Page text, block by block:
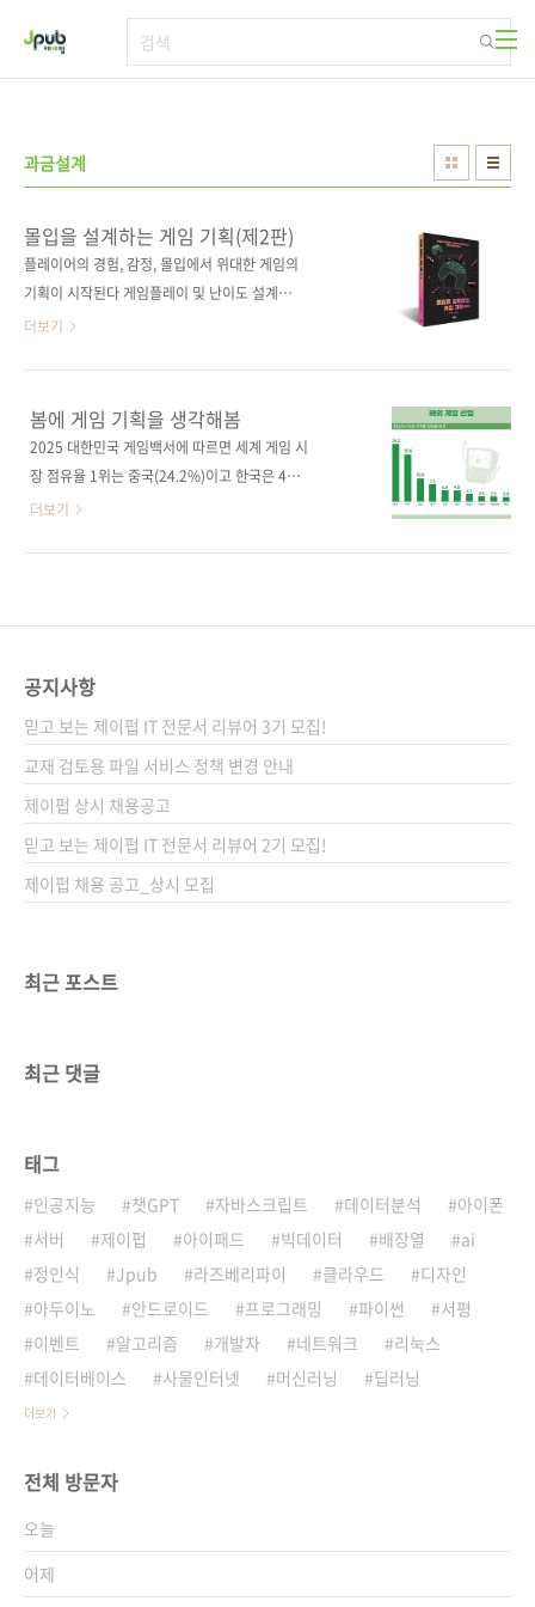
과금설계
몰입을 설계하는 게임 기획(제2판)
플레이어의 경험, 감정, 몰입에서 위대한 게임의
기획이 시작된다 게임플레이 및 난이도 설계부
터 인간의 감정을 활용한 행동 설계, 플레이어 몰
조하는 가장 근본적인 아이디어와 설계 방법론
을 탐구한다. 글로벌에서 활약 중인 중국 게임들
의 성장 곡선, 수익 모델, 과금 설계 등 수치와 사
다. 겉만 번지르르한 문서 쓰는 방법 대신, 인간
감정과 심리에 대한 체계적이고 과학적인 접근
더보기
봄에 게임 기획을 생각해봄
2025 대한민국 게임백서에 따르면 세계 게임 시
장 점유율 1위는 중국(24.2%)이고 한국은 4위
(7.2%)입니다. 한국 게임의 3배가 넘습니다. 이
한 책이 없었고, 이에 저희는 ‘수치’ 기획만을 전
기도 했습니다. 혹시 우리가 게임 기획에서 정말
중요한 것을 놓치고 있는 건 아닐까요? 너도나도
원신라이크 구조와 BM을 따라 하는 가운데에도,
유저를 오래 붙잡고 깊이 몰입하게 하는 게임은
분명히 존재합니다. 플레이어의 심리..
더보기
공지사항
믿고 보는 제이펍 IT 전문서 리뷰어 3기 모집!
교재 검토용 파일 서비스 정책 변경 안내
제이펍 상시 채용공고
믿고 보는 제이펍 IT 전문서 리뷰어 2기 모집!
제이펍 채용 공고_상시 모집
최근 포스트
최근 댓글
태그
인공지능 챗GPT 자바스크립트 데이터분석
아이폰
서버
제이펍 아이패드 빅데이터 배장열
ai
정인식
Jpub 라즈베리파이 클라우드
디자인
아두이노
안드로이드 프로그래밍 파이썬
서평
이벤트
알고리즘 개발자 네트워크
리눅스
데이터베이스
사물인터넷 머신러닝 딥러닝
더보기
전체 방문자
오늘
어제